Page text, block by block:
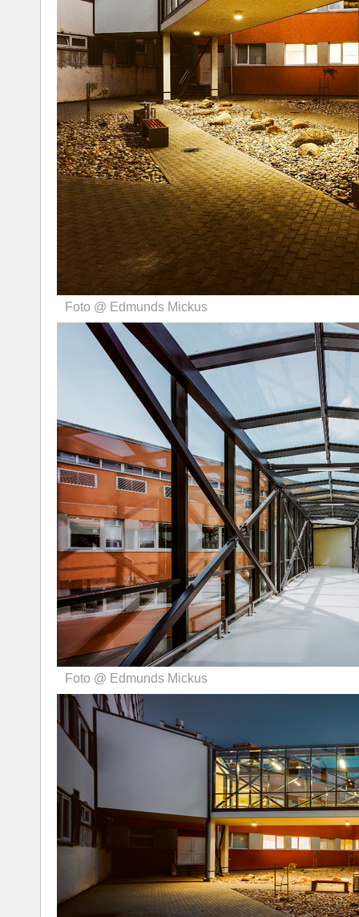
Foto @ Edmunds Mickus
Foto @ Edmunds Mickus